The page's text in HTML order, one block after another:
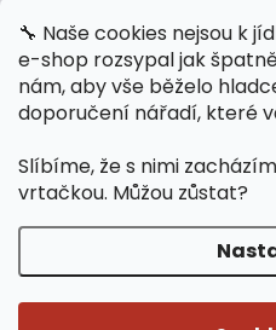
🔧 Naše cookies nejsou k
e-shop rozsypal jak
nám, aby vše běželo
doporučení nářadí, které
Slíbíme, že s nimi
vrtačkou. Můžou zůstat?
Provozní doba
Po-Čt / 8:00 - 15:00
Polední přestávka /11:00 -
Copyright 2026Jipos.cz. Všechna